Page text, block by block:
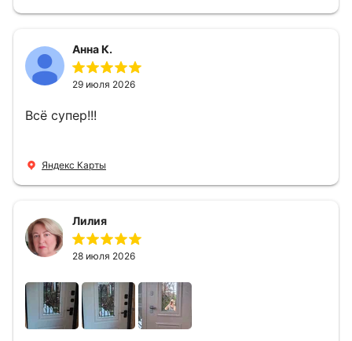
Анна К.
29 июля 2026
Всё супер!!!
Яндекс Карты
Лилия
28 июля 2026